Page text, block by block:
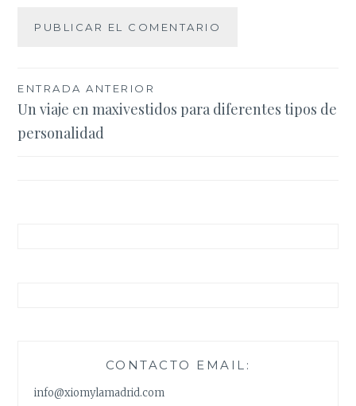
Navegación
de
entradas
ENTRADA ANTERIOR
Un viaje en maxivestidos para diferentes tipos de
personalidad
CONTACTO EMAIL:
info@xiomylamadrid.com